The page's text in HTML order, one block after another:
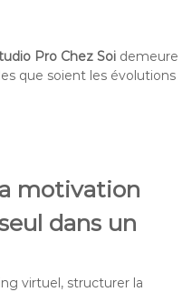
Pro Chez Soidemeure
que soient les évolutions
motivation
dans un
virtuel, structurer la